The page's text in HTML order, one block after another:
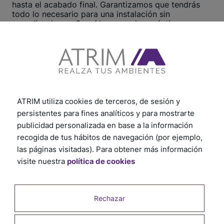
hasta el acabado final. Garantizamos que tendrás
todo lo necesario para una instalación sin
complicaciones. Seguí los consejos prácticos y
¡Hacé clic aquí y comenzá ahora!
ATRIM utiliza cookies de terceros, de sesión y
persistentes para fines analíticos y para mostrarte
publicidad personalizada en base a la información
recogida de tus hábitos de navegación (por ejemplo,
las páginas visitadas). Para obtener más información
visite nuestra política de cookies
Rechazar